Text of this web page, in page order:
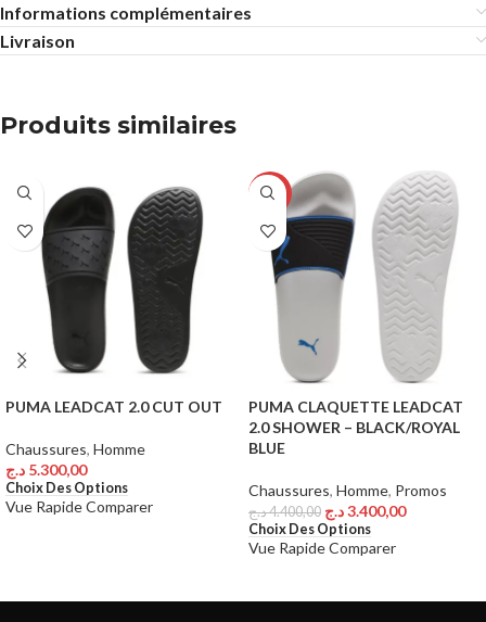
Informations complémentaires
Livraison
Produits similaires
PUMA LEADCAT 2.0 CUT OUT
Chaussures, Homme
5.300,00 د.ج
Choix Des Options
Vue RapideComparer
-23%
PUMA CLAQUETTE LEADCAT
2.0 SHOWER – BLACK/ROYAL
BLUE
Chaussures, Homme, Promos
4.400,00د.ج 3.400,00د.ج
Choix Des Options
Vue RapideComparer